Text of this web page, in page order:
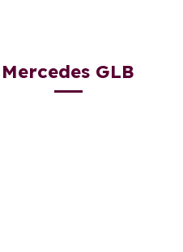
Mercedes GLB